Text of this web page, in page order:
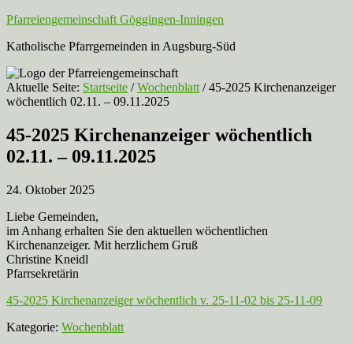
Pfarreiengemeinschaft Göggingen-Inningen
Katholische Pfarrgemeinden in Augsburg-Süd
Aktuelle Seite: Startseite / Wochenblatt /45-2025 Kirchenanzeiger
wöchentlich 02.11. – 09.11.2025
45-2025 Kirchenanzeiger wöchentlich
02.11. – 09.11.2025
24. Oktober 2025
Liebe Gemeinden,
im Anhang erhalten Sie den aktuellen wöchentlichen
Kirchenanzeiger. Mit herzlichem Gruß
Christine Kneidl
Pfarrsekretärin
45-2025 Kirchenanzeiger wöchentlich v. 25-11-02 bis 25-11-09
Kategorie: Wochenblatt